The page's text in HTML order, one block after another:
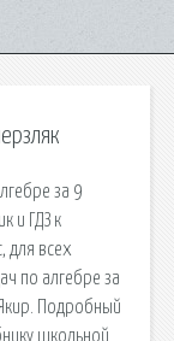
за 9
и ГДЗ к
для всех
по алгебре за
Подробный
школьной